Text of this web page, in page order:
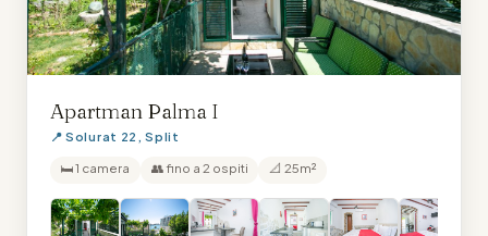
Apartman Palma I
📍 Solurat 22, Split
🛏 1 camera 👥 fino a 2 ospiti 📐 25m²